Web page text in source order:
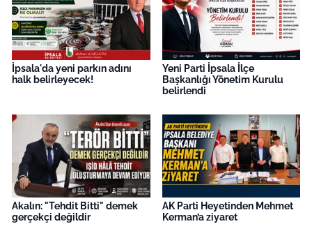
İpsala'da yeni parkın adını
halk belirleyecek!
Yeni Parti İpsala İlçe
Başkanlığı Yönetim Kurulu
belirlendi
Akalın: "Tehdit Bitti" demek
gerçekçi değildir
AK Parti Heyetinden Mehmet
Kerman’a ziyaret